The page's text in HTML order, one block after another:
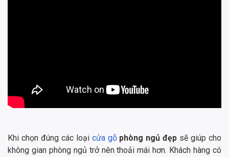
Khi chọn đúng các loại cửa gỗ phòng ngủ đẹp sẽ giúp cho
không gian phòng ngủ trở nên thoải mái hơn. Khách hàng có